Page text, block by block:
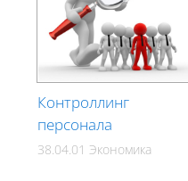
Контроллинг
персонала
38.04.01 Экономика